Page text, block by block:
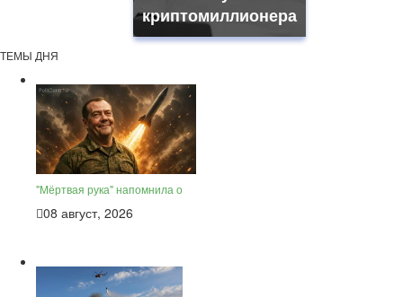
криптомиллионера
ТЕМЫ ДНЯ
"Мёртвая рука" напомнила о
08 август, 2026